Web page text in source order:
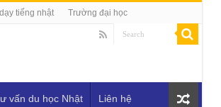
tiếng nhật Trường đại học
vấn du học Nhật Liên hệ